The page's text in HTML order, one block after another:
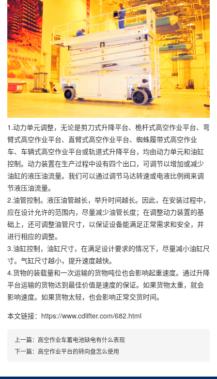
1.动力单元调整，无论是剪刀式升降平台、桅杆式高空作业平台、弯
臂式高空作业平台、直臂式高空作业平台、蜘蛛履带式高空作业
车、车辆式高空作业平台或轨道式升降平台，均由动力单元和油缸
控制。动力装置在生产过程中设有四个出口，可调节以增加或减少
油缸的液压油流量。我们可以通过调节马达转速或电液比例阀来调
节液压油流量。
2.油管控制。液压油管越长，举升时间越长。因此，在安装过程中，
应在设计允许的范围内，尽量减少油管长度；在调整动力装置的基
础上，还可调整油管尺寸，以保证设备能满足正常需求和安全，并
进行相应的调整。
3.油缸控制，油缸尺寸，在满足设计要求的情况下，尽量减小油缸尺
寸。气缸尺寸越小，提升速度越快。
4.货物的装载量和一次运输的货物吨位也会影响起重速度。通过升降
平台运输的货物达到最佳价值是速度的保证。如果货物太重，就会
影响速度。如果货物太轻，也会影响正常交货时间。
本文链接：https://www.cdlifter.com/682.html
上一篇： 高空作业车蓄电池缺电有什么表现
下一篇： 高空作业平台的转向盘怎么使用